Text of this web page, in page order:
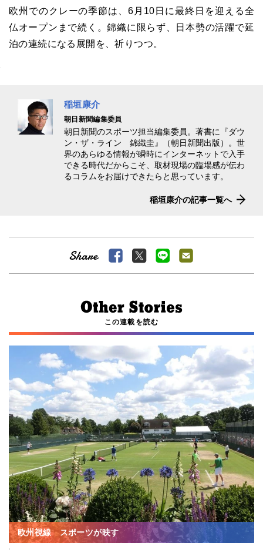
欧州でのクレーの季節は、6月10日に最終日を迎える全
仏オープンまで続く。錦織に限らず、日本勢の活躍で延
泊の連続になる展開を、祈りつつ。
稲垣康介
朝日新聞編集委員
朝日新聞のスポーツ担当編集委員。著書に『ダウ
ン・ザ・ライン 錦織圭』（朝日新聞出版）。世
界のあらゆる情報が瞬時にインターネットで入手
できる時代だからこそ、取材現場の臨場感が伝わ
るコラムをお届けできたらと思っています。
稲垣康介の記事一覧へ
この連載を読む
欧州視線 スポーツが映す